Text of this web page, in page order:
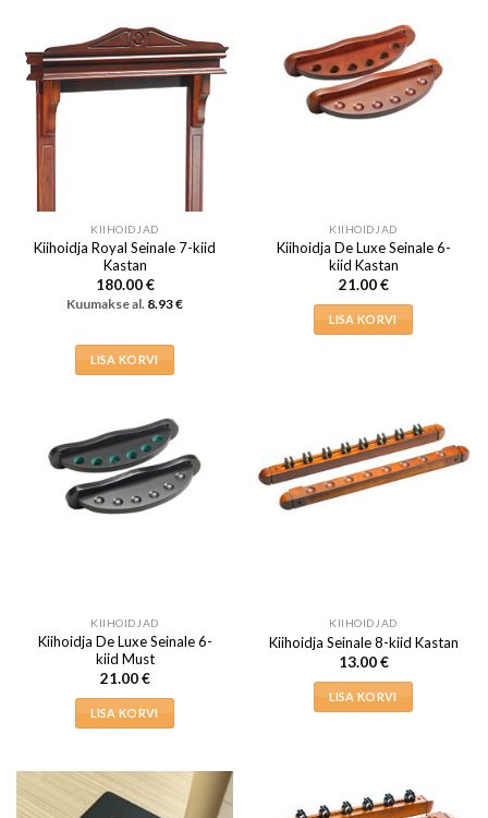
KIIHOIDJAD
Kiihoidja Royal Seinale 7-kiid
Kastan
180.00€
Kuumakse al. 8.93€
LISA KORVI
KIIHOIDJAD
Kiihoidja De Luxe Seinale 6-
kiid Kastan
21.00€
LISA KORVI
KIIHOIDJAD
Kiihoidja De Luxe Seinale 6-
kiid Must
21.00€
LISA KORVI
KIIHOIDJAD
Kiihoidja Seinale 8-kiid Kastan
13.00€
LISA KORVI